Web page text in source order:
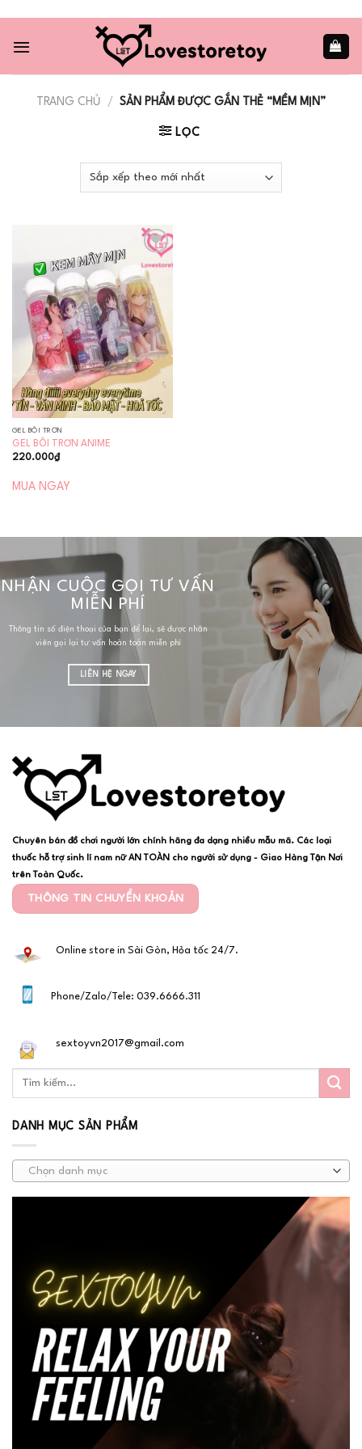
content
TRANG CHỦ / SẢN PHẨM ĐƯỢC GẮN THẺ “MỀM MỊN”
LỌC
Add to
wishlist
GEL BÔI TRƠN
GEL BÔI TRƠN ANIME
220.000₫
MUA NGAY
NHẬN CUỘC GỌI TƯ VẤN
MIỄN PHÍ
Thông tin số điện thoại của bạn để lại, sẽ được nhân
viên gọi lại tư vấn hoàn toàn miễn phí
LIÊN HỆ NGAY
Chuyên bán đồ chơi người lớn chính hãng đa dạng nhiều mẫu mã. Các loại
thuốc hỗ trợ sinh lí nam nữ AN TOÀN cho người sử dụng - Giao Hàng Tận Nơi
trên Toàn Quốc.
THÔNG TIN CHUYỂN KHOẢN
Online store in Sài Gòn, Hỏa tốc 24/7.
Phone/Zalo/Tele: 039.6666.311
sextoyvn2017@gmail.com
DANH MỤC SẢN PHẨM
Chọn danh mục